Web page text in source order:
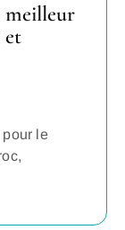
meilleur
et
pour le